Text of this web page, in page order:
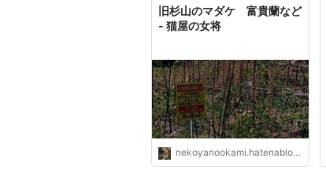
旧杉山のマダケ 富貴蘭など
- 猫屋の女将
nekoyanookami.hatenablog.jp